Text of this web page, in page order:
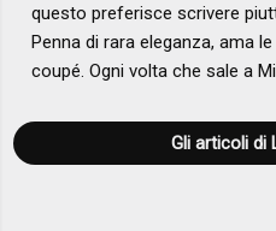
questo preferisce scrivere
Penna di rara eleganza, ama
coupé. Ogni volta che sale a
Gli articoli di